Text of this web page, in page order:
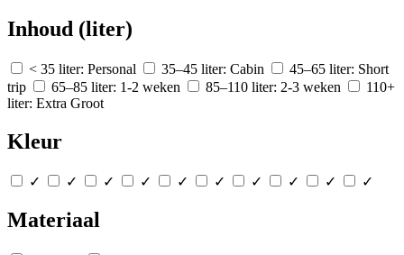
Inhoud (liter)
< 35 liter: Personal 35–45 liter: Cabin
45–65 liter: Short
trip
65–85 liter: 1-2 weken 85–110 liter: 2-3 weken
110+
liter: Extra Groot
Kleur
✓ ✓ ✓ ✓ ✓ ✓ ✓ ✓ ✓ ✓
Materiaal